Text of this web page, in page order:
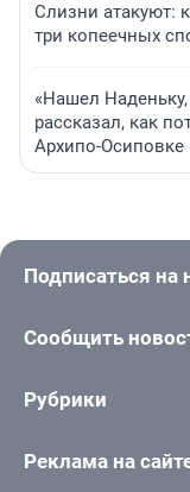
Слизни атакуют:
три копеечных
«Нашел
рассказал, как
Архипо-Осиповке
Подписаться на
Сообщить
Рубрики
Реклама на